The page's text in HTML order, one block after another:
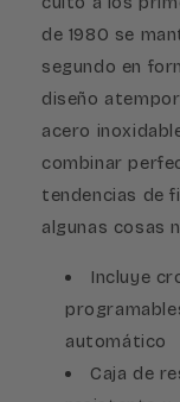
de 1980 se
segundo en
diseño
acero
combinar
tendencias de
algunas cosas
Incluye
automático
Caja de